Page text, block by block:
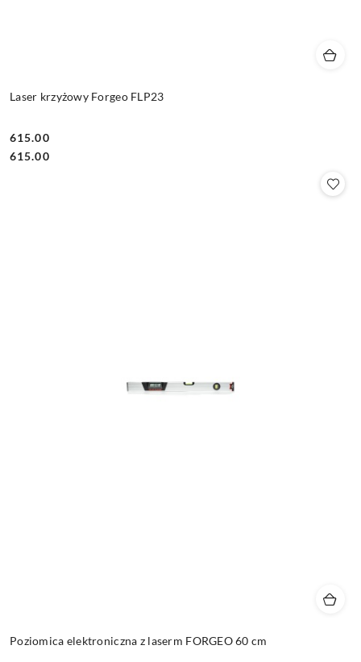
Laser krzyżowy Forgeo FLP23
Cena:
615.00
Cena:
615.00
Poziomica elektroniczna z laserm FORGEO 60 cm